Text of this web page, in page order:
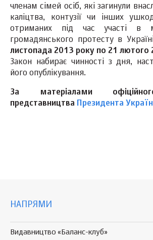
членам сімей осіб, які загинули
каліцтва, контузії чи інших
отриманих під час участі в
громадянського протесту в
листопада 2013 року по 21 лютого
Закон набирає чинності з дня,
його опублікування.
За матеріалами
представництва
Президента
НАПРЯМИ
Видавництво «Баланс-клуб»